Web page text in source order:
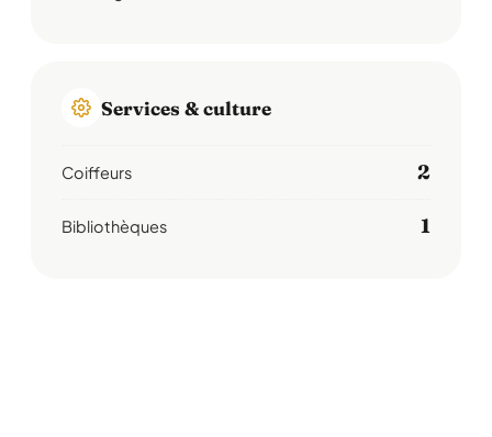
Services & culture
Coiffeurs 2
Bibliothèques 1